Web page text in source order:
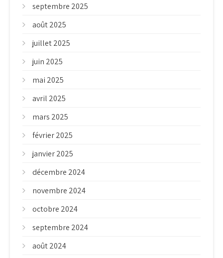
septembre 2025
août 2025
juillet 2025
juin 2025
mai 2025
avril 2025
mars 2025
février 2025
janvier 2025
décembre 2024
novembre 2024
octobre 2024
septembre 2024
août 2024